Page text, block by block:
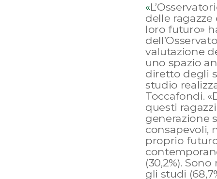
«
delle
loro futuro»
valutazione
uno spazio
diretto degli
studio
Toccafondi.
questi
generazione
consapevoli,
proprio
(30,2%).
gli studi